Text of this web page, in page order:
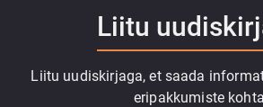
Liitu
Liitu uudiskirjaga, et saada
eripakkumiste